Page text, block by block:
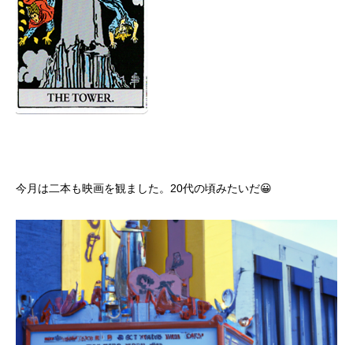
今月は二本も映画を観ました。20代の頃みたいだ😀